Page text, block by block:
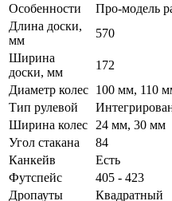
Особенности
Про-модель
Длина доски,
мм
570
Ширина
доски, мм
172
Диаметр колес 100 мм, 110
Тип рулевой
Ширина колес
24 мм, 30 мм
Угол стакана
84
Канкейв
Есть
Футспейс
405 - 423
Дропауты
Квадратный